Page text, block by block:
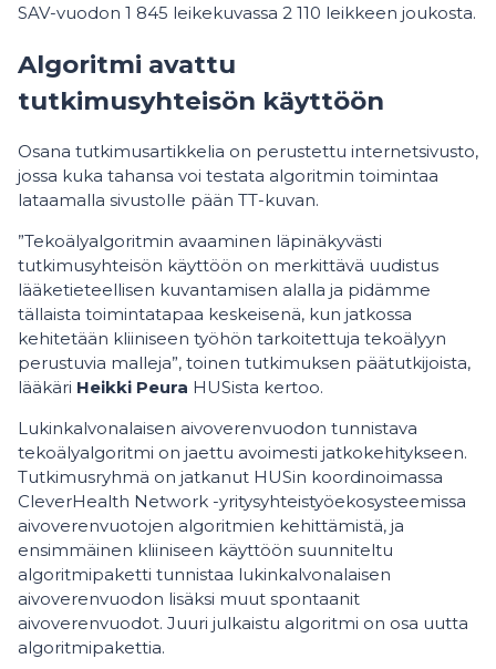
SAV-vuodon 1 845 leikekuvassa 2 110 leikkeen joukosta.
Algoritmi avattu
tutkimusyhteisön käyttöön
Osana tutkimusartikkelia on perustettu internetsivusto,
jossa kuka tahansa voi testata algoritmin toimintaa
lataamalla sivustolle pään TT-kuvan.
”Tekoälyalgoritmin avaaminen läpinäkyvästi
tutkimusyhteisön käyttöön on merkittävä uudistus
lääketieteellisen kuvantamisen alalla ja pidämme
tällaista toimintatapaa keskeisenä, kun jatkossa
kehitetään kliiniseen työhön tarkoitettuja tekoälyyn
perustuvia malleja”, toinen tutkimuksen päätutkijoista,
lääkäri Heikki Peura HUSista kertoo.
Lukinkalvonalaisen aivoverenvuodon tunnistava
tekoälyalgoritmi on jaettu avoimesti jatkokehitykseen.
Tutkimusryhmä on jatkanut HUSin koordinoimassa
CleverHealth Network -yritysyhteistyöekosysteemissa
aivoverenvuotojen algoritmien kehittämistä, ja
ensimmäinen kliiniseen käyttöön suunniteltu
algoritmipaketti tunnistaa lukinkalvonalaisen
aivoverenvuodon lisäksi muut spontaanit
aivoverenvuodot. Juuri julkaistu algoritmi on osa uutta
algoritmipakettia.